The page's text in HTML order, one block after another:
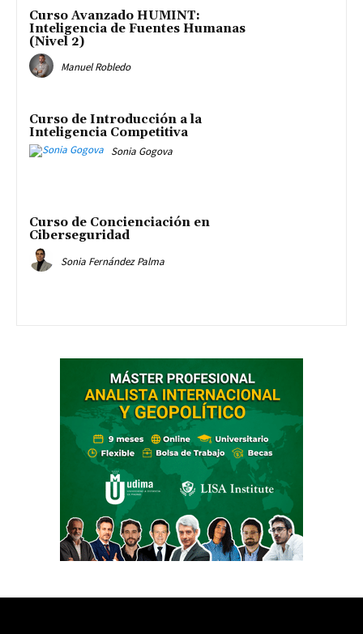
Curso Avanzado HUMINT:
Inteligencia de Fuentes Humanas
(Nivel 2)
Manuel Robledo
Curso de Introducción a la
Inteligencia Competitiva
Sonia Gogova
Curso de Concienciación en
Ciberseguridad
Sonia Fernández Palma